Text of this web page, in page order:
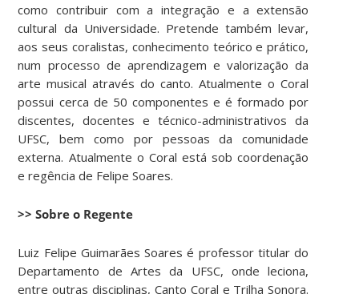
como contribuir com a integração e a extensão
cultural da Universidade. Pretende também levar,
aos seus coralistas, conhecimento teórico e prático,
num processo de aprendizagem e valorização da
arte musical através do canto. Atualmente o Coral
possui cerca de 50 componentes e é formado por
discentes, docentes e técnico-administrativos da
UFSC, bem como por pessoas da comunidade
externa. Atualmente o Coral está sob coordenação
e regência de Felipe Soares.
>> Sobre o Regente
Luiz Felipe Guimarães Soares é professor titular do
Departamento de Artes da UFSC, onde leciona,
entre outras disciplinas, Canto Coral e Trilha Sonora.